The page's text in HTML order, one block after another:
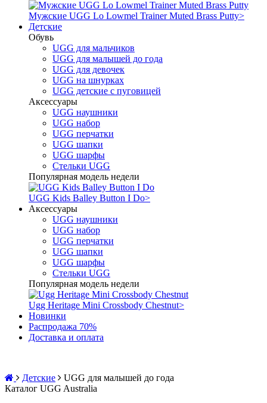
Мужские UGG Lo Lowmel Trainer Muted Brass Putty>
Детские
Обувь
UGG для мальчиков
UGG для малышей до года
UGG для девочек
UGG на шнурках
UGG детские с пуговицей
Аксессуары
UGG наушники
UGG набор
UGG перчатки
UGG шапки
UGG шарфы
Стельки UGG
Популярная модель недели
UGG Kids Balley Button I Do>
Аксессуары
UGG наушники
UGG набор
UGG перчатки
UGG шапки
UGG шарфы
Стельки UGG
Популярная модель недели
Ugg Heritage Mini Crossbody Chestnut>
Новинки
Распродажа 70%
Доставка и оплата
Детские
UGG для малышей до года
Каталог UGG Australia